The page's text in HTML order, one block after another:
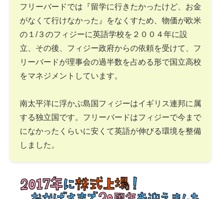
フリーバードでは『留学に行きたかったけど、お金
がなくて行けなかった』をなくすため、物価が欧米
の１/３のフィジーに英語学校を２００４年に設
立、その後、フィジー政府からの依頼を受けて、フ
リーバードが理事会の過半数を占める形で国立高校
をマネジメントしています。
南太平洋に浮かぶ島国フィジーはイギリス連邦に属
する独立国です。フリーバードはフィジーで今まで
になかったくらいに安くて英語が伸びる環境を整備
しました。